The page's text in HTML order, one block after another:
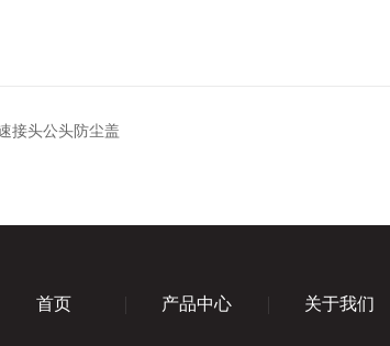
接头公头防尘盖
首页 产品中心 关于我们